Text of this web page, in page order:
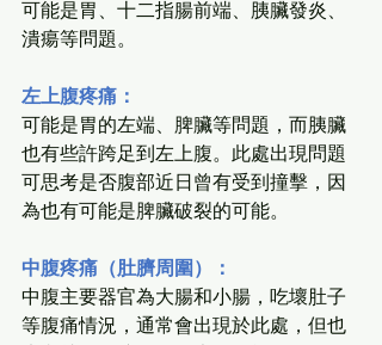
可能是胃、十二指腸前端、胰臟發炎、
潰瘍等問題。
左上腹疼痛：
可能是胃的左端、脾臟等問題，而胰臟
也有些許跨足到左上腹。此處出現問題
可思考是否腹部近日曾有受到撞擊，因
為也有可能是脾臟破裂的可能。
中腹疼痛（肚臍周圍）：
中腹主要器官為大腸和小腸，吃壞肚子
等腹痛情況，通常會出現於此處，但也